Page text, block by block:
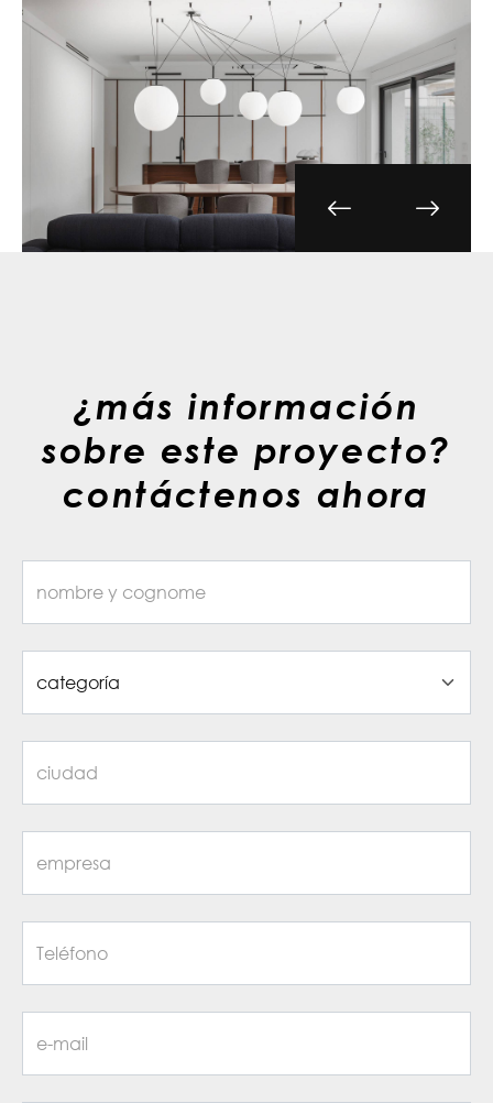
¿más información
sobre este proyecto?
contáctenos ahora